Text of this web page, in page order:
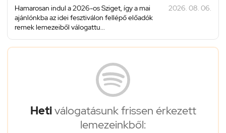
Hamarosan indul a 2026-os Sziget, így a mai
ajánlónkba az idei fesztiválon fellépő előadók
remek lemezeiből válogattu...
2026. 08. 06.
Hetiválogatásunk frissen érkezett
lemezeinkből: